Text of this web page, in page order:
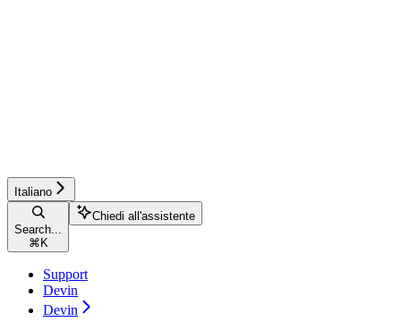
Italiano
Search...
⌘ K
Chiedi all'assistente
Support
Devin
Devin